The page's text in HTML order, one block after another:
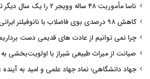
ناسا مأموریت ۴۸ ساله وویجر ۲ را یک سال دیگر تمدید کرد
کاهش ۹۸ درصدی بوی فاضلاب با نانوفیلتر ایرانی
چرا نمی توانیم از عادت های قدیمی دست
صیانت از میراث طبیعی شیراز با اولویت‌بخشی
جهاد دانشگاهی؛ نماد جهاد علمی و امید به